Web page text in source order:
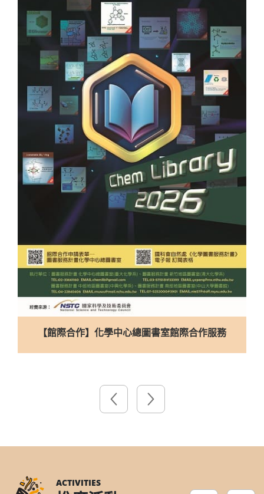
合理使用電子館藏資源宣導影片
ACTIVITIES